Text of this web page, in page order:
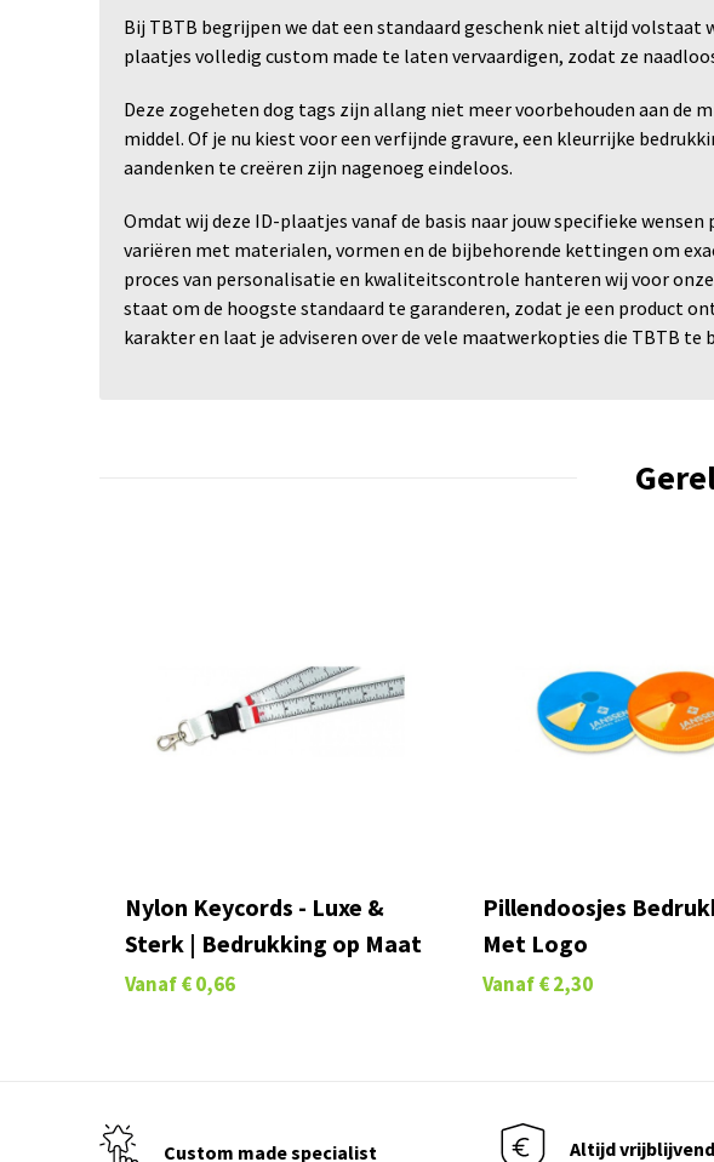
Bij TBTB begrijpen we dat een standaard geschenk niet altijd
plaatjes volledig custom made te laten vervaardigen, zodat ze
Deze zogeheten dog tags zijn allang niet meer voorbehouden aan
middel. Of je nu kiest voor een verfijnde gravure, een kleurrijke
aandenken te creëren zijn nagenoeg eindeloos.
Omdat wij deze ID-plaatjes vanaf de basis naar jouw specifieke
variëren met materialen, vormen en de bijbehorende kettingen om
proces van personalisatie en kwaliteitscontrole hanteren wij voor
staat om de hoogste standaard te garanderen, zodat je een product
karakter en laat je adviseren over de vele maatwerkopties die TBTB te
Nylon Keycords - Luxe &
Sterk | Bedrukking op Maat
Vanaf € 0,66
Pillendoosjes
Met Logo
Vanaf€ 2,30
Custom made specialist Altijd